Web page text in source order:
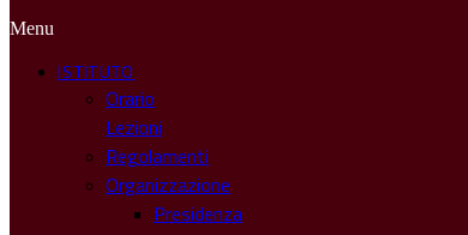
Menu
ISTITUTO
Orario
Lezioni
Regolamenti
Organizzazione
Presidenza